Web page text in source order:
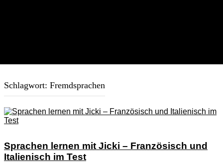
Schlagwort: Fremdsprachen
Sprachen lernen mit Jicki – Französisch und
Italienisch im Test